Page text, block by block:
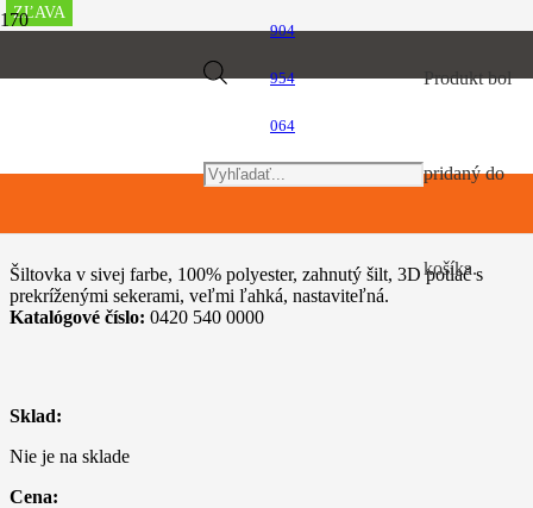
904
954
064
Products
search
Produktbol
pridaný do
košíka.
TIMBERSPORTS, hračky a predmety pre voľný čas
Šiltovka ATHLETIC
Šiltovka v sivej farbe, 100% polyester, zahnutý šilt, 3D potlač s
prekríženými sekerami, veľmi ľahká, nastaviteľná.
Katalógové číslo: 0420 540 0000
Sklad:
Nie je na sklade
Cena:
ZĽAVA
ZĽAVA
ZĽAVA
ZĽAVA